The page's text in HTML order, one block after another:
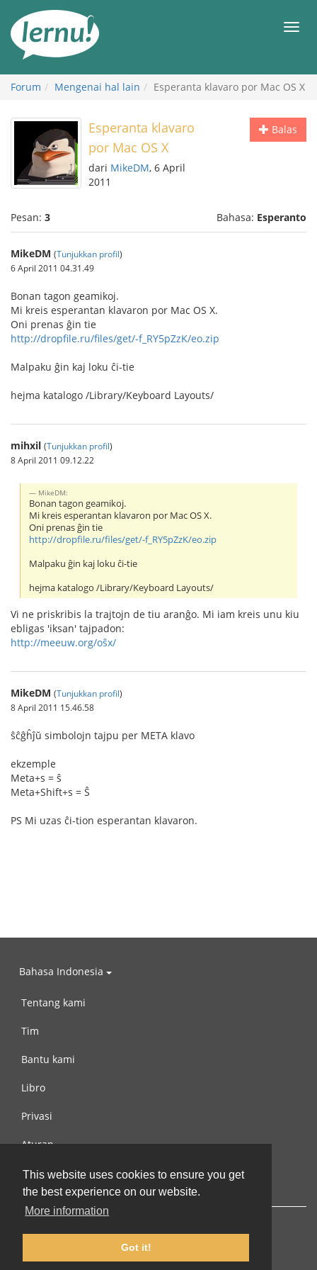
This website uses cookies to ensure you get
the best experience on our website.
More information
Got it!
daftar
Forum Mengenai hal lain Esperanta klavaro por Mac OS X
Balas
Esperanta klavaro
por Mac OS X
dari MikeDM, 6 April
2011
Pesan: 3 Bahasa: Esperanto
MikeDM (Tunjukkan profil)
6 April 2011 04.31.49
Bonan tagon geamikoj.
Mi kreis esperantan klavaron por Mac OS X.
Oni prenas ĝin tie
http://dropfile.ru/files/get/-f_RY5pZzK/eo.zip
Malpaku ĝin kaj loku ĉi-tie
hejma katalogo /Library/Keyboard Layouts/
mihxil (Tunjukkan profil)
8 April 2011 09.12.22
MikeDM:
Bonan tagon geamikoj.
Mi kreis esperantan klavaron por Mac OS X.
Oni prenas ĝin tie
http://dropfile.ru/files/get/-f_RY5pZzK/eo.zip
Malpaku ĝin kaj loku ĉi-tie
hejma katalogo /Library/Keyboard Layouts/
Vi ne priskribis la trajtojn de tiu aranĝo. Mi iam kreis unu kiu
ebligas 'iksan' tajpadon:
http://meeuw.org/oŝx/
MikeDM (Tunjukkan profil)
8 April 2011 15.46.58
ŝĉĝĥĵŭ simbolojn tajpu per META klavo
ekzemple
Meta+s = ŝ
Meta+Shift+s = Ŝ
PS Mi uzas ĉi-tion esperantan klavaron.
Bahasa Indonesia
Tentang kami
Tim
Bantu kami
Libro
Privasi
Aturan
Hubungi kami
© 2002-2026 lernu.net |Impressum